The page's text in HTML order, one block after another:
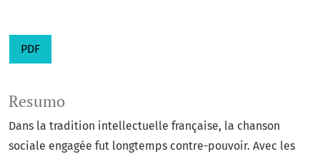
PDF
Resumo
Dans la tradition intellectuelle française, la chanson
sociale engagée fut longtemps contre-pouvoir. Avec les